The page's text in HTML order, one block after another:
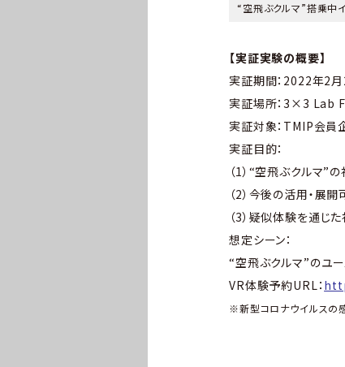
“空飛ぶクルマ”搭乗
【実証実験の概要】
実証期間：2022年2
実証場所：3×3 Lab
実証対象：TMIP会員
実証目的：
（1）“空飛ぶクルマ”
（2）今後の活用・展
（3）疑似体験を通じ
想定シーン：
“空飛ぶクルマ”のユ
VR体験予約URL：
※新型コロナウイルスの